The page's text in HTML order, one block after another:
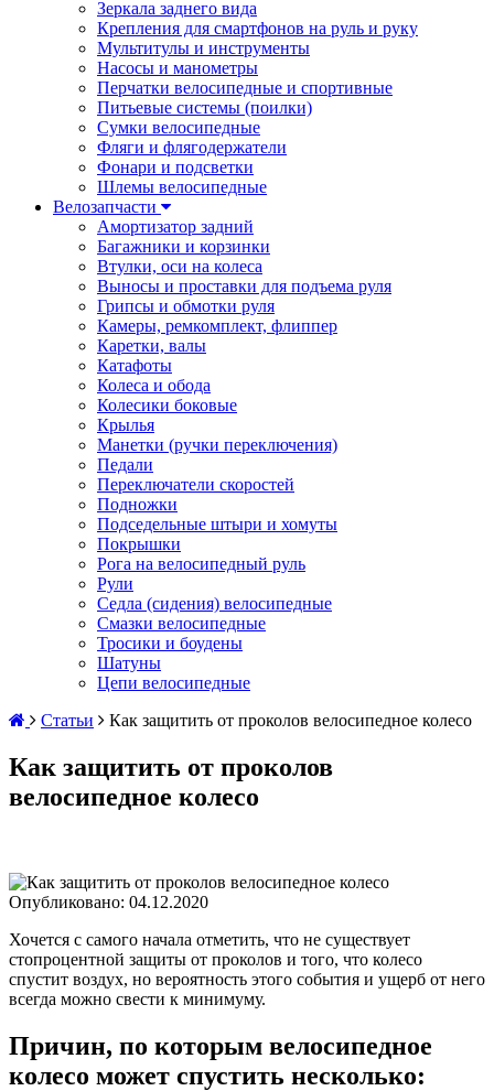
Зеркала заднего вида
Крепления для смартфонов на руль и руку
Мультитулы и инструменты
Насосы и манометры
Перчатки велосипедные и спортивные
Питьевые системы (поилки)
Сумки велосипедные
Фляги и флягодержатели
Фонари и подсветки
Шлемы велосипедные
Велозапчасти
Амортизатор задний
Багажники и корзинки
Втулки, оси на колеса
Выносы и проставки для подъема руля
Грипсы и обмотки руля
Камеры, ремкомплект, флиппер
Каретки, валы
Катафоты
Колеса и обода
Колесики боковые
Крылья
Манетки (ручки переключения)
Педали
Переключатели скоростей
Подножки
Подседельные штыри и хомуты
Покрышки
Рога на велосипедный руль
Рули
Седла (сидения) велосипедные
Смазки велосипедные
Тросики и боудены
Шатуны
Цепи велосипедные
Статьи
Как защитить от проколов велосипедное колесо
Как защитить от проколов
велосипедное колесо
Опубликовано: 04.12.2020
Хочется с самого начала отметить, что не существует
стопроцентной защиты от проколов и того, что колесо
спустит воздух, но вероятность этого события и ущерб от него
всегда можно свести к минимуму.
Причин, по которым велосипедное
колесо может спустить несколько: